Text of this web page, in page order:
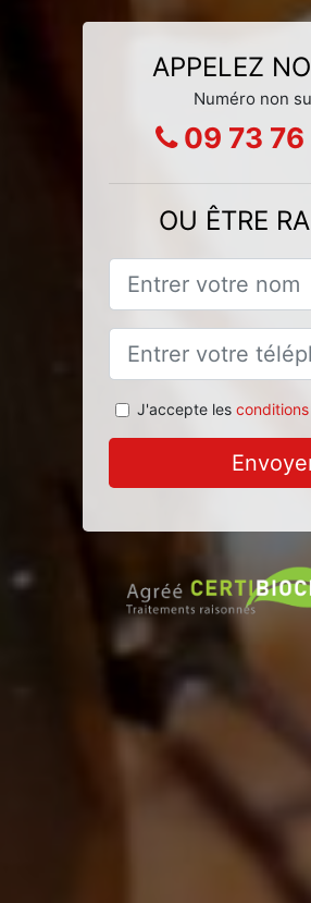
APPELEZ
Numéro non
09 73 76
OU ÊTRE
J'accepte les conditions